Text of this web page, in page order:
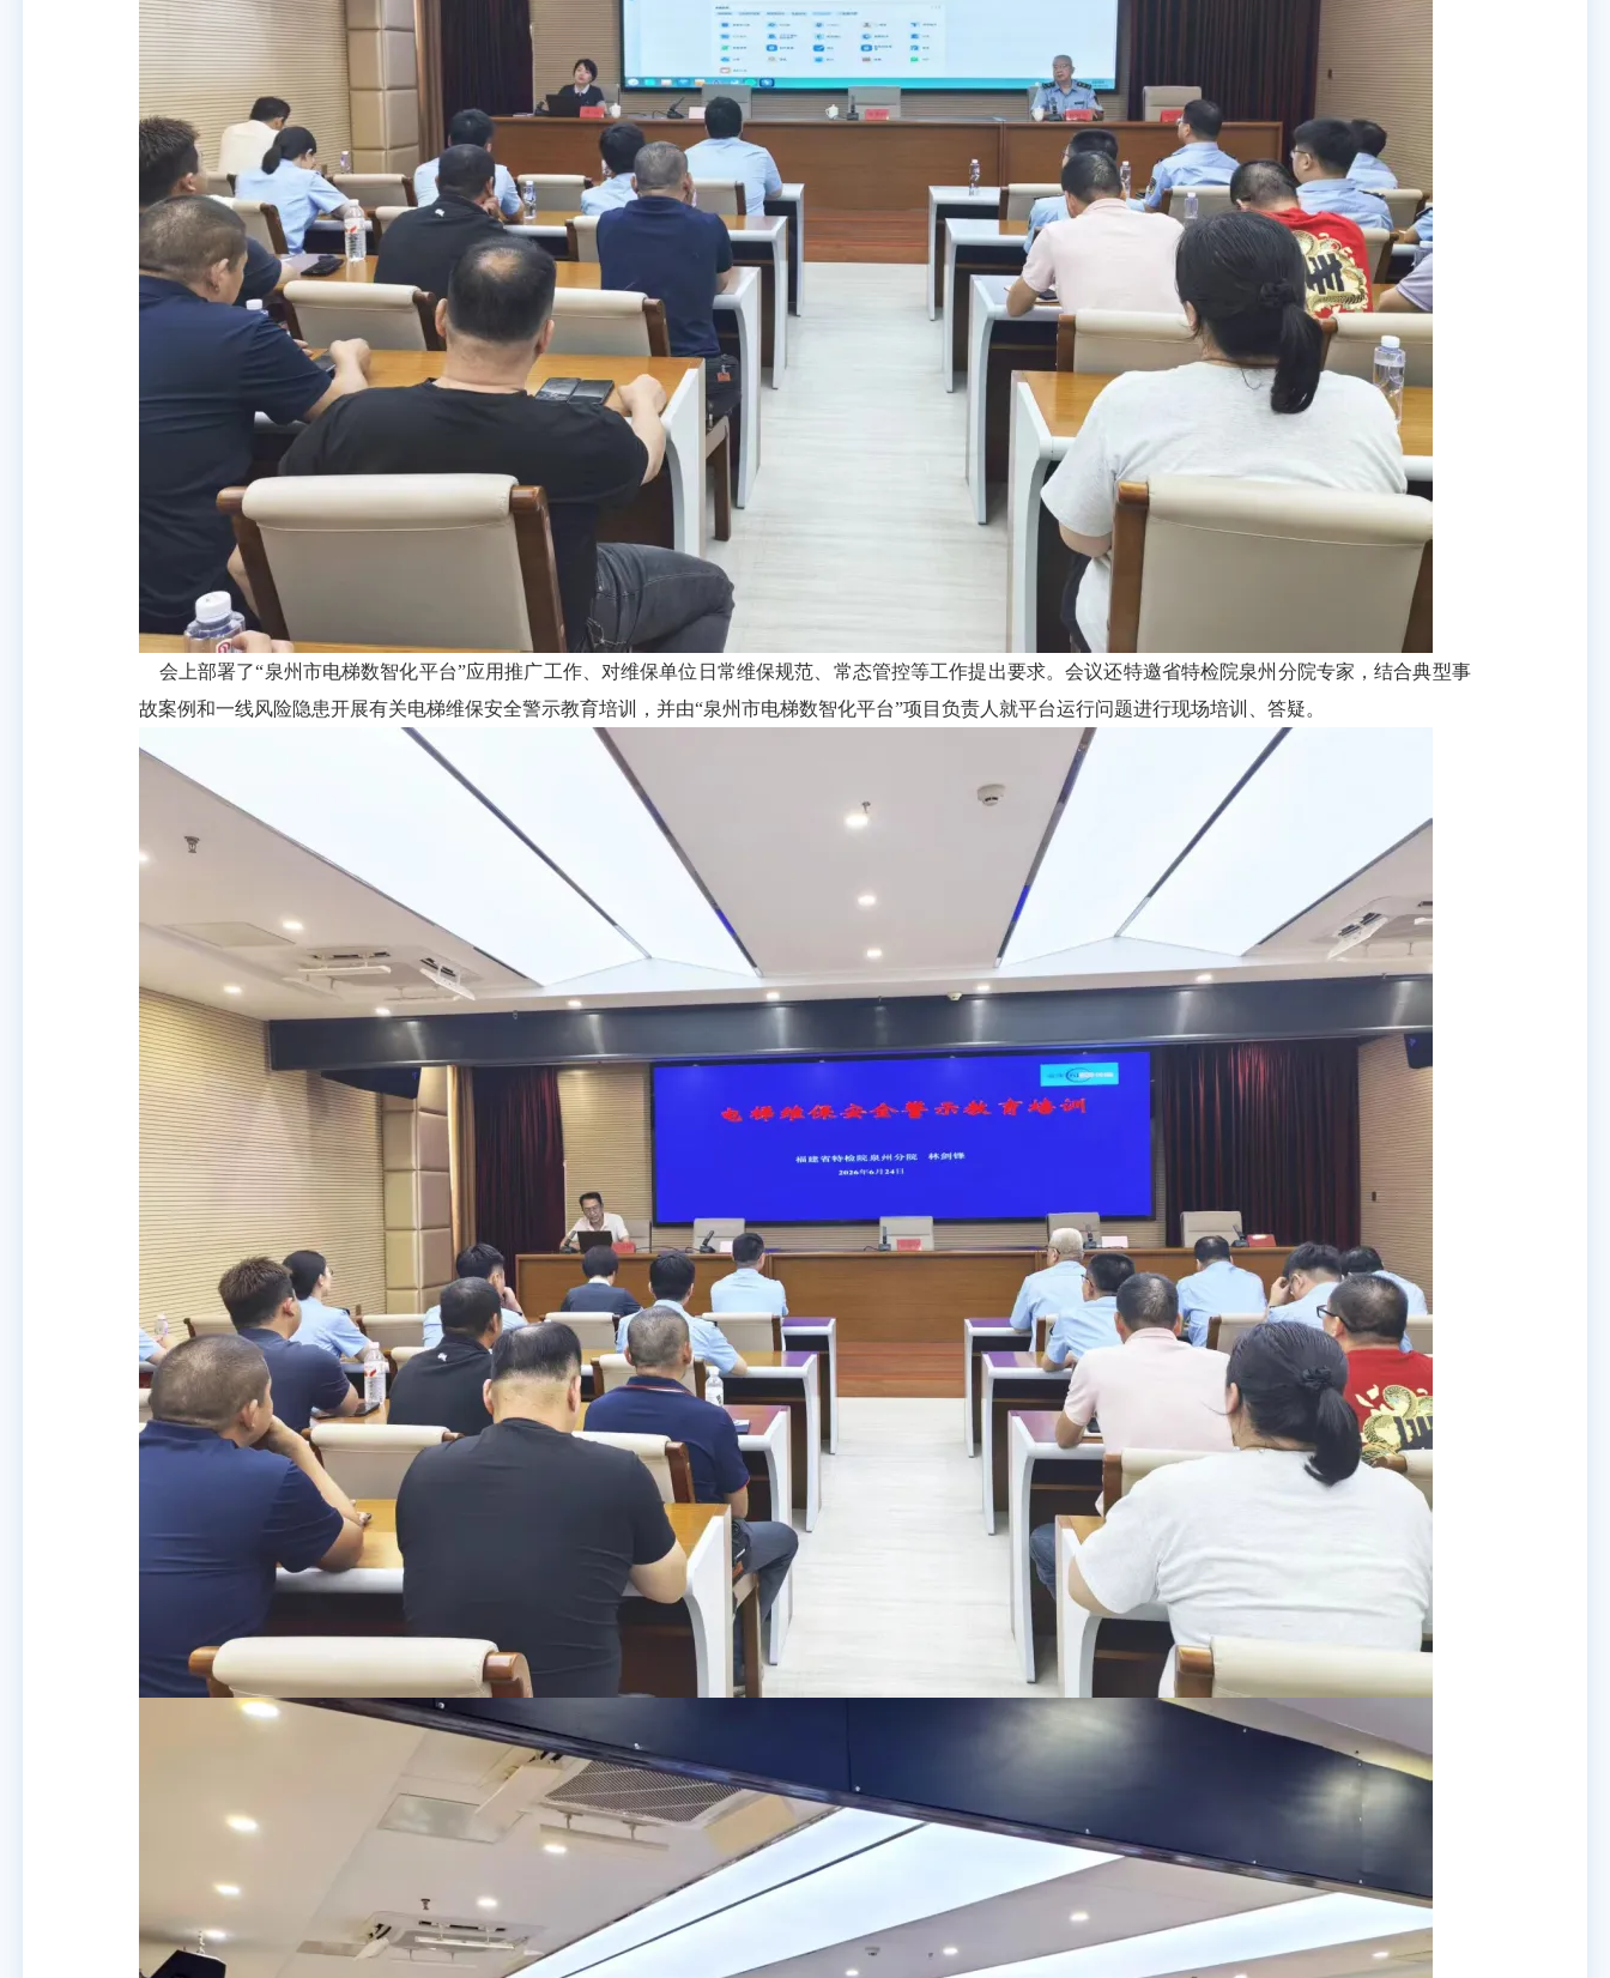
会上部署了“泉州市电梯数智化平台”应用推广工作、对维保单位日常维保规范、常态管控等工作提出要求。会议还特邀省特检院泉州分院专家，结合典型事
故案例和一线风险隐患开展有关电梯维保安全警示教育培训，并由“泉州市电梯数智化平台”项目负责人就平台运行问题进行现场培训、答疑。